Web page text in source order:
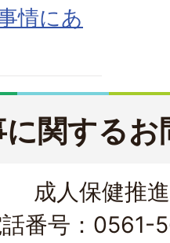
情にあ
に関する
成人保健推
話番号：0561-